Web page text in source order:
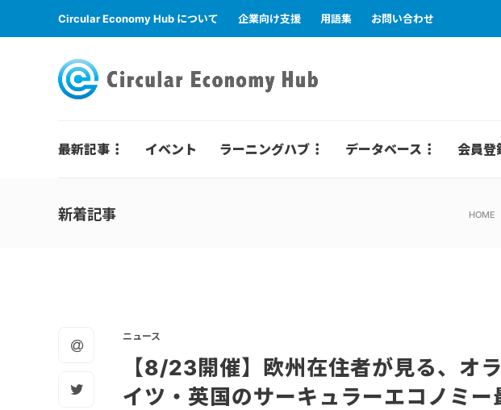
Circular Economy Hub について 企業向け支援 用語集 お問い合わせ
最新記事 イベント ラーニングハブ データベース 会員登
新着記事 HOME
ニュース
【8/23開催】欧州在住者が見る、オ
イツ・英国のサーキュラーエコノミー